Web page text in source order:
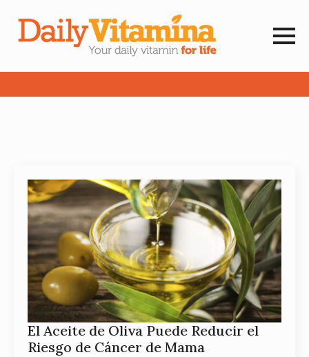
El Aceite de Oliva Puede Reducir el
Riesgo de Cáncer de Mama